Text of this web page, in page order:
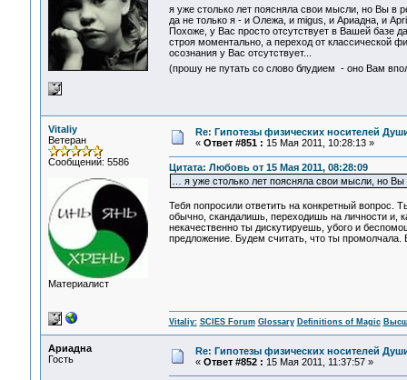
я уже столько лет поясняла свои мысли, но Вы в
да не только я - и Олежа, и migus, и Ариадна, и
Похоже, у Вас просто отсутствует в Вашей базе
строя моментально, а переход от классической
осознания у Вас отсутствует...
(прошу не путать со слово блудием - оно Вам
Vitaliy
Ветеран
Сообщений: 5586
Материалист
Re: Гипотезы физических носителей
« Ответ #851 : 15 Мая 2011, 10:28:13 »
Цитата: Любовь от 15 Мая 2011, 08:28:09
… я уже столько лет поясняла свои мысли, но
Тебя попросили ответить на конкретный вопрос.
обычно, скандалишь, переходишь на личности и,
некачественно ты дискутируешь, убого и
предложение. Будем считать, что ты промолчала.
Vitaliy: SCIES Forum Glossary Definitions of Magic
Ариадна
Гость
Re: Гипотезы физических носителей
« Ответ #852 : 15 Мая 2011, 11:37:57 »